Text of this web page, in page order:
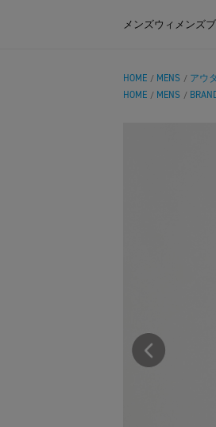
メンズウィメンズ
HOME / MENS / アウ
HOME / MENS /